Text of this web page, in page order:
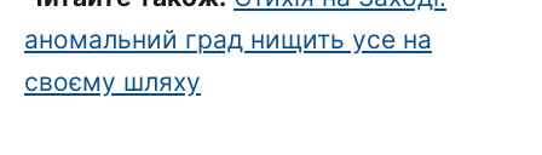
аномальний град нищить усе на
своєму шляху